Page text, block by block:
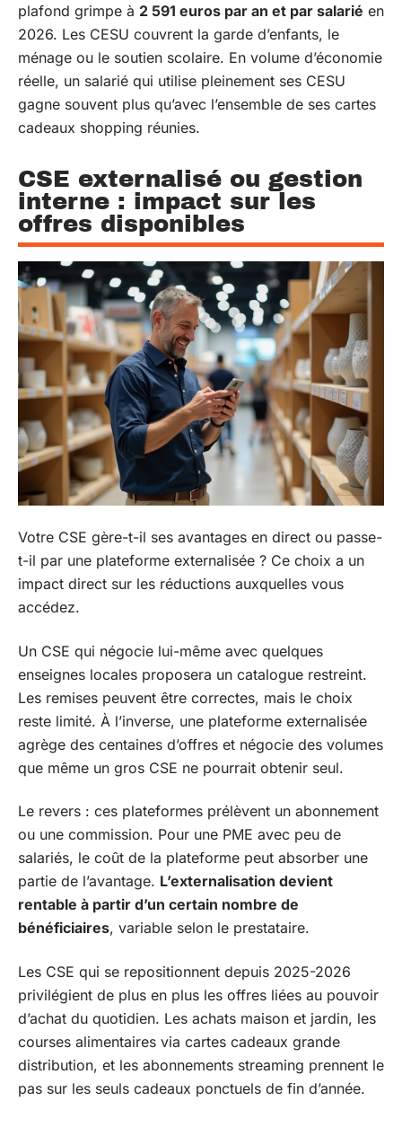
plafond grimpe à 2 591 euros par an et par salarié en
2026. Les CESU couvrent la garde d’enfants, le
ménage ou le soutien scolaire. En volume d’économie
réelle, un salarié qui utilise pleinement ses CESU
gagne souvent plus qu’avec l’ensemble de ses cartes
cadeaux shopping réunies.
CSE externalisé ou gestion
interne : impact sur les
offres disponibles
Votre CSE gère-t-il ses avantages en direct ou passe-
t-il par une plateforme externalisée ? Ce choix a un
impact direct sur les réductions auxquelles vous
accédez.
Un CSE qui négocie lui-même avec quelques
enseignes locales proposera un catalogue restreint.
Les remises peuvent être correctes, mais le choix
reste limité. À l’inverse, une plateforme externalisée
agrège des centaines d’offres et négocie des volumes
que même un gros CSE ne pourrait obtenir seul.
Le revers : ces plateformes prélèvent un abonnement
ou une commission. Pour une PME avec peu de
salariés, le coût de la plateforme peut absorber une
partie de l’avantage. L’externalisation devient
rentable à partir d’un certain nombre de
bénéficiaires, variable selon le prestataire.
Les CSE qui se repositionnent depuis 2025-2026
privilégient de plus en plus les offres liées au pouvoir
d’achat du quotidien. Les achats maison et jardin, les
courses alimentaires via cartes cadeaux grande
distribution, et les abonnements streaming prennent le
pas sur les seuls cadeaux ponctuels de fin d’année.